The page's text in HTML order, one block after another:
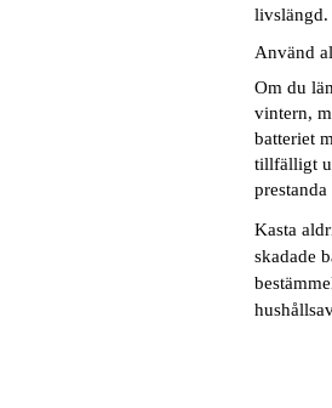
livslängd.
Använd
Om du
vintern,
batteriet
tillfälligt
Kasta
skadade